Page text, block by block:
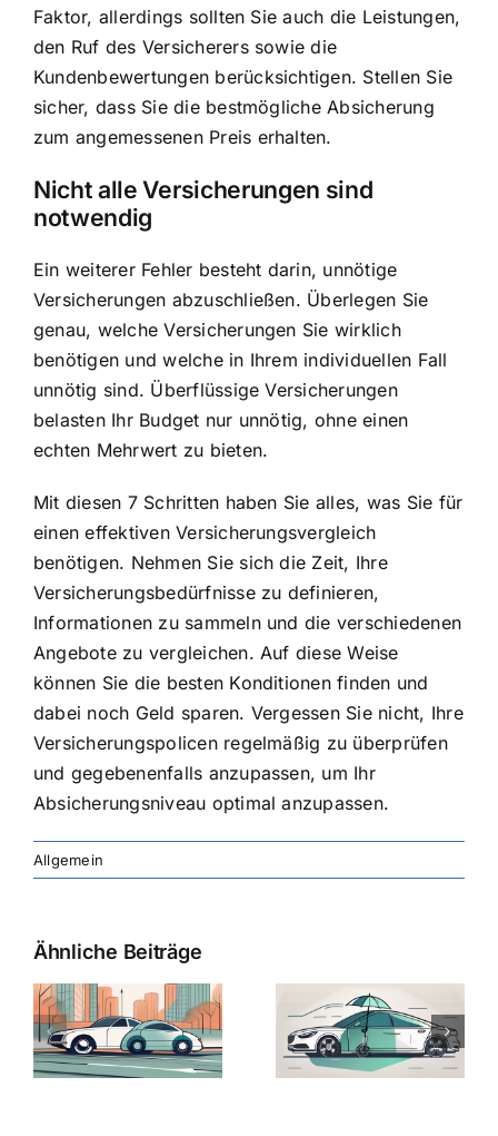
Faktor, allerdings sollten Sie auch die Leistungen,
den Ruf des Versicherers sowie die
Kundenbewertungen berücksichtigen. Stellen Sie
sicher, dass Sie die bestmögliche Absicherung
zum angemessenen Preis erhalten.
Nicht alle Versicherungen sind
notwendig
Ein weiterer Fehler besteht darin, unnötige
Versicherungen abzuschließen. Überlegen Sie
genau, welche Versicherungen Sie wirklich
benötigen und welche in Ihrem individuellen Fall
unnötig sind. Überflüssige Versicherungen
belasten Ihr Budget nur unnötig, ohne einen
echten Mehrwert zu bieten.
Mit diesen 7 Schritten haben Sie alles, was Sie für
einen effektiven Versicherungsvergleich
benötigen. Nehmen Sie sich die Zeit, Ihre
Versicherungsbedürfnisse zu definieren,
Informationen zu sammeln und die verschiedenen
Angebote zu vergleichen. Auf diese Weise
können Sie die besten Konditionen finden und
dabei noch Geld sparen. Vergessen Sie nicht, Ihre
Versicherungspolicen regelmäßig zu überprüfen
und gegebenenfalls anzupassen, um Ihr
Absicherungsniveau optimal anzupassen.
Allgemein
Ähnliche Beiträge